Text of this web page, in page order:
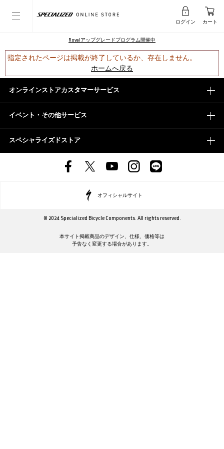
ログイン カート
Rovalアップグレードプログラム開催中
指定されたページは掲載が終了しているか、存在しません。
ホームへ戻る
オンラインストアカスタマーサービス
イベント・その他サービス
スペシャライズドストア
オフィシャルサイト
© 2024 Specialized Bicycle Components. All rights reserved.
本サイト掲載商品のデザイン、仕様、価格等は
予告なく変更する場合があります。